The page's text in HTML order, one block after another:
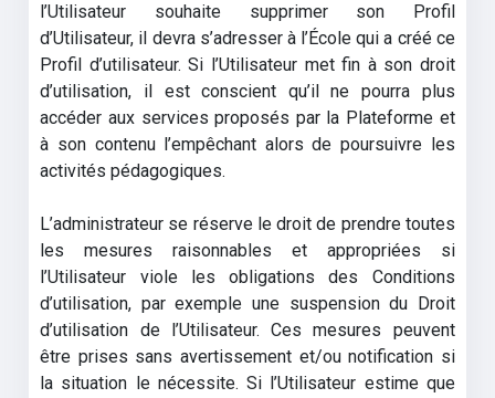
l’Utilisateur souhaite supprimer son Profil
d’Utilisateur, il devra s’adresser à l’École qui a créé ce
Profil d’utilisateur. Si l’Utilisateur met fin à son droit
d’utilisation, il est conscient qu’il ne pourra plus
accéder aux services proposés par la Plateforme et
à son contenu l’empêchant alors de poursuivre les
activités pédagogiques.
L’administrateur se réserve le droit de prendre toutes
les mesures raisonnables et appropriées si
l’Utilisateur viole les obligations des Conditions
d’utilisation, par exemple une suspension du Droit
d’utilisation de l’Utilisateur. Ces mesures peuvent
être prises sans avertissement et/ou notification si
la situation le nécessite. Si l’Utilisateur estime que